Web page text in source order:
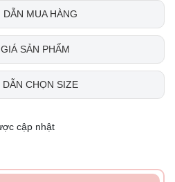
MUA HÀNG
SẢN PHẨM
CHỌN SIZE
cập nhật